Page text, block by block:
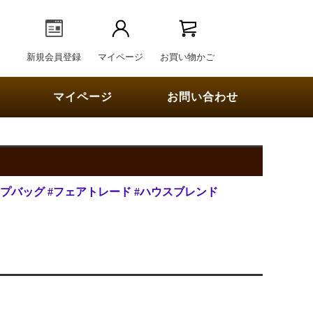
新規会員登録 マイページ お買い物かご
マイページ お問い合わせ
バッグ #フェアトレード #ハウスブレンド